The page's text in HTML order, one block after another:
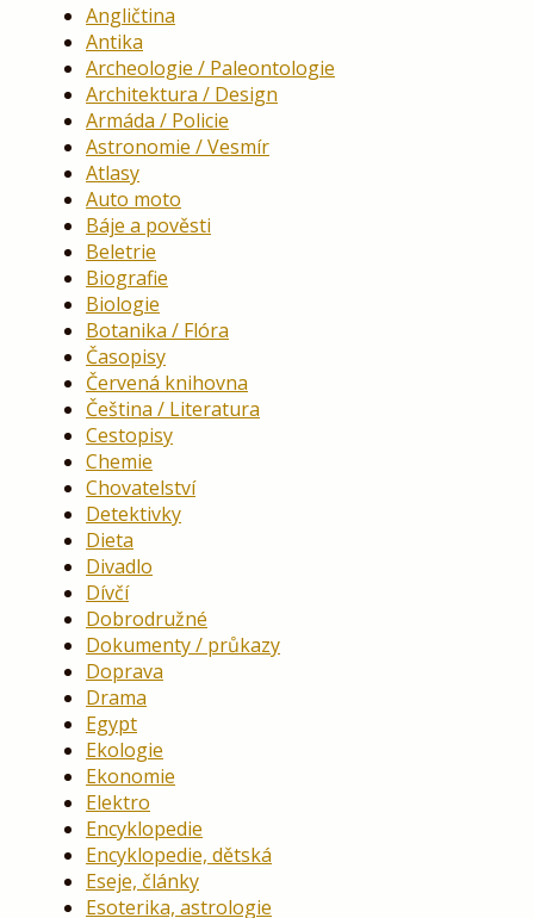
Angličtina
Antika
Archeologie / Paleontologie
Architektura / Design
Armáda / Policie
Astronomie / Vesmír
Atlasy
Auto moto
Báje a pověsti
Beletrie
Biografie
Biologie
Botanika / Flóra
Časopisy
Červená knihovna
Čeština / Literatura
Cestopisy
Chemie
Chovatelství
Detektivky
Dieta
Divadlo
Dívčí
Dobrodružné
Dokumenty / průkazy
Doprava
Drama
Egypt
Ekologie
Ekonomie
Elektro
Encyklopedie
Encyklopedie, dětská
Eseje, články
Esoterika, astrologie